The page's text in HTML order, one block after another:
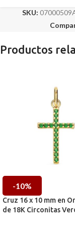
SKU:
Productos
-10%
Cruz 16 x 10 mm en
de 18K Circonitas